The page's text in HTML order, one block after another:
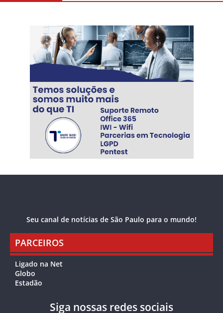
Seu canal de notícias de São Paulo para o mundo!
PARCEIROS
Ligado na Net
Globo
Estadão
Siga nossas redes sociais